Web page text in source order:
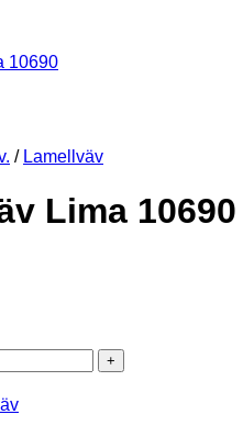
/ Lamellväv
Lima 10690